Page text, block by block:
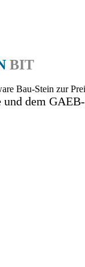
BIT
Bau-Stein zur
und dem